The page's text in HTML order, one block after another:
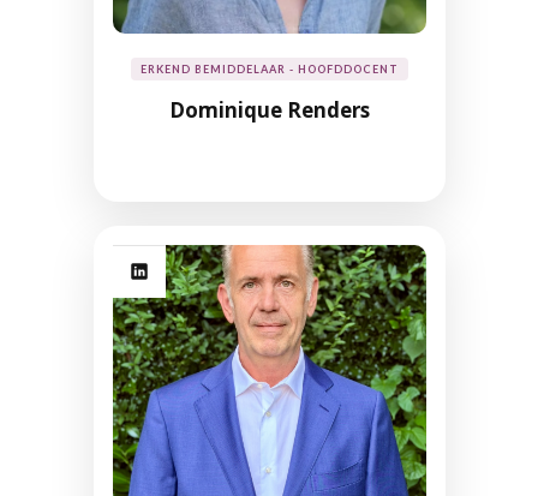
ERKEND BEMIDDELAAR - HOOFDDOCENT
Dominique Renders